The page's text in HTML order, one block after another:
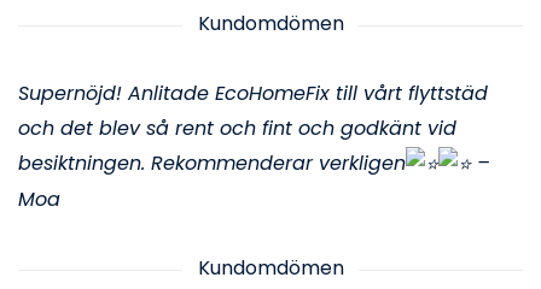
Kundomdömen
Supernöjd! Anlitade EcoHomeFix till vårt flyttstäd
och det blev så rent och fint och godkänt vid
besiktningen. Rekommenderar verkligen
–
Moa
Kundomdömen